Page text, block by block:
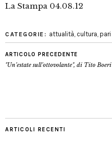
La Stampa 04.08.12
CATEGORIE: attualità, cultura,
ARTICOLO PRECEDENTE
"Un’estate sull’ottovolante", di Tito Boeri
ARTICOLI RECENTI